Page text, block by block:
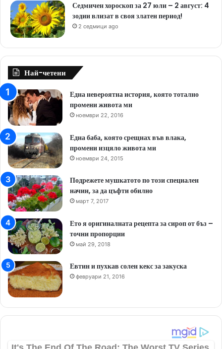
Седмичен хороскоп за 27 юли – 2 август: 4
зодии влизат в своя златен период!
2 седмици ago
Най-четени
Една невероятна история, която тотално
промени живота ми
ноември 22, 2016
Една баба, която срещнах във влака,
промени изцяло живота ми
ноември 24, 2015
Подрежете мушкатото по този специален
начин, за да цъфти обилно
март 7, 2017
Ето я оригиналната рецепта за сироп от бъз –
точни пропорции
май 29, 2018
Евтин и пухкав солен кекс за закуска
февруари 21, 2016